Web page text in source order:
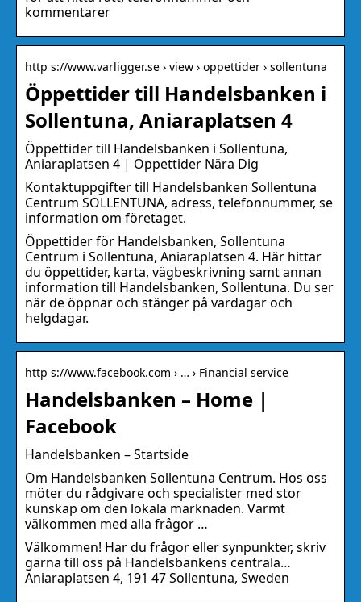
kommentarer
http s://www.varligger.se › view › oppettider › sollentuna
Öppettider till Handelsbanken i
Sollentuna, Aniaraplatsen 4
Öppettider till Handelsbanken i Sollentuna,
Aniaraplatsen 4 | Öppettider Nära Dig
Kontaktuppgifter till Handelsbanken Sollentuna
Centrum SOLLENTUNA, adress, telefonnummer, se
information om företaget.
Öppettider för Handelsbanken, Sollentuna
Centrum i Sollentuna, Aniaraplatsen 4. Här hittar
du öppettider, karta, vägbeskrivning samt annan
information till Handelsbanken, Sollentuna. Du ser
när de öppnar och stänger på vardagar och
helgdagar.
http s://www.facebook.com › … › Financial service
Handelsbanken – Home |
Facebook
Handelsbanken – Startside
Om Handelsbanken Sollentuna Centrum. Hos oss
möter du rådgivare och specialister med stor
kunskap om den lokala marknaden. Varmt
välkommen med alla frågor …
Välkommen! Har du frågor eller synpunkter, skriv
gärna till oss på Handelsbankens centrala…
Aniaraplatsen 4, 191 47 Sollentuna, Sweden